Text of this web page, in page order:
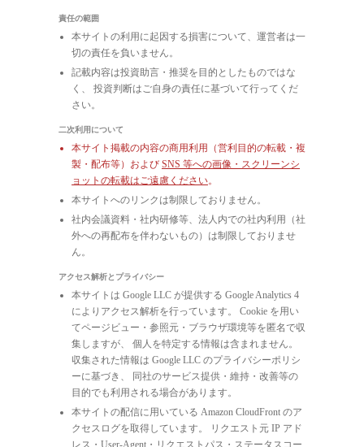
責任の範囲
本サイトの利用に起因する損害について、運営者は一
切の責任を負いません。
記載内容は投資助言・推奨を目的としたものではな
く、 投資判断はご自身の責任に基づいて行ってくだ
さい。
二次利用について
本サイト掲載の内容の商用利用（営利目的の転載・複
製・配布等）および SNS 等への画像・スクリーンシ
ョットの転載はご遠慮ください。
本サイトへのリンクは制限しておりません。
社内会議資料・社内研修等、法人内での社内利用（社
外への再配布を伴わないもの）は制限しておりませ
ん。
アクセス解析とプライバシー
本サイトは Google LLC が提供する Google Analytics 4
によりアクセス解析を行っています。 Cookie を用い
てページビュー・参照元・ブラウザ環境等を匿名で収
集しますが、 個人を特定する情報は含まれません。
収集された情報は Google LLC のプライバシーポリシ
ーに基づき、 同社のサービス提供・維持・改善等の
目的でも利用される場合があります。
本サイトの配信に用いている Amazon CloudFront のア
クセスログを取得しています。 リクエスト元 IP アド
レス・User-Agent・リクエストパス・ステータスコー